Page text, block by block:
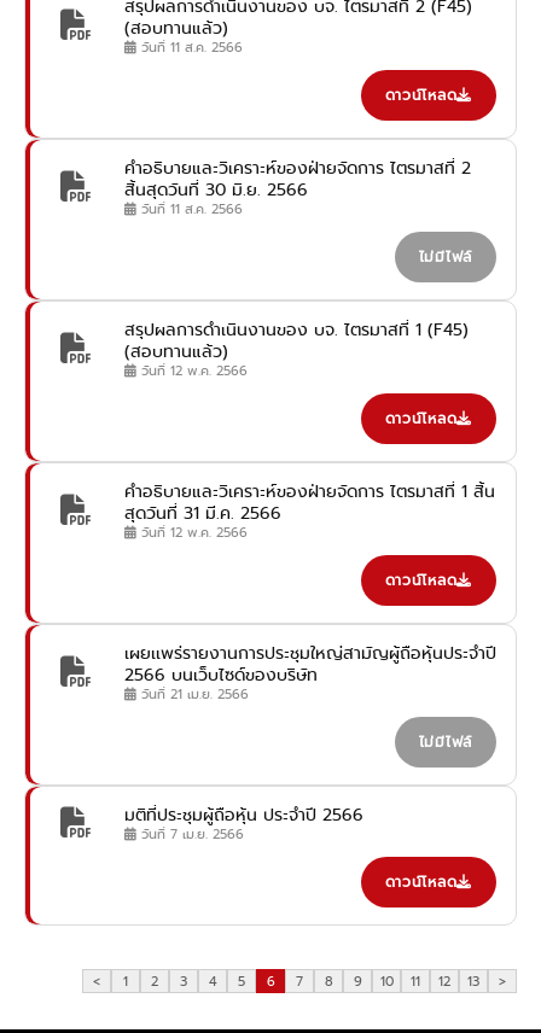
สรุปผลการดำเนินงานของ บจ. ไตรมาสที่ 2 (F45)
(สอบทานแล้ว)
วันที่ 11 ส.ค. 2566
ดาวน์โหลด
คำอธิบายและวิเคราะห์ของฝ่ายจัดการ ไตรมาสที่ 2
สิ้นสุดวันที่ 30 มิ.ย. 2566
วันที่ 11 ส.ค. 2566
ไม่มีไฟล์
สรุปผลการดำเนินงานของ บจ. ไตรมาสที่ 1 (F45)
(สอบทานแล้ว)
วันที่ 12 พ.ค. 2566
ดาวน์โหลด
คำอธิบายและวิเคราะห์ของฝ่ายจัดการ ไตรมาสที่ 1 สิ้น
สุดวันที่ 31 มี.ค. 2566
วันที่ 12 พ.ค. 2566
ดาวน์โหลด
เผยเเพร่รายงานการประชุมใหญ่สามัญผู้ถือหุ้นประจำปี
2566 บนเว็บไซด์ของบริษัท
วันที่ 21 เม.ย. 2566
ไม่มีไฟล์
มติที่ประชุมผู้ถือหุ้น ประจำปี 2566
วันที่ 7 เม.ย. 2566
ดาวน์โหลด
< 1 2 3 4 5 6 7 8 9 10 11 12 13 >